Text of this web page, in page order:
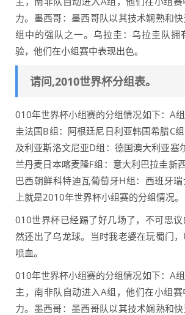
力。墨西哥：墨西哥队以其技术娴熟和
组中的强队之一。乌拉圭：乌拉圭队拥
验，他们在小组赛中表现出色。
请问,2010世界杯分组表。
010年世界杯小组赛的分组情况如下：A
圭法国B组：阿根廷尼日利亚韩国希腊C
及利亚斯洛文尼亚D组：德国澳大利亚塞
兰丹麦日本喀麦隆F组：意大利巴拉圭新
巴西朝鲜科特迪瓦葡萄牙H组：西班牙
上就是2010年世界杯小组赛的分组情况。
010世界杯已经踢了好几场了，不可思
然还出了乌龙球。当时我老婆在玩蜀门
喷血。
010年世界杯小组赛的分组情况如下：A
主，南非队自动进入A组，他们在小组
力。墨西哥：墨西哥队以其技术娴熟和